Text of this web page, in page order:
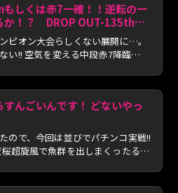
しくは赤7一確！！逆転の一
か！？ DROP OUT-135th
ピオン大会らしくない展開に…。
い!! 空気を変える中段赤7降臨
んごいんです！ どないやっ
ので、今回は並びでパチンコ実戦!!
超旋風で魚群を出しまくったるっ